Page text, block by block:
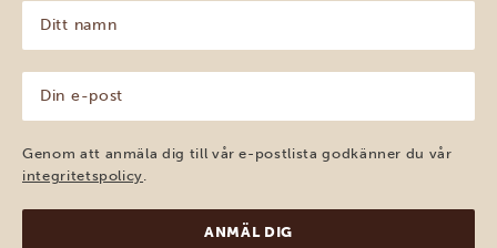
namn
(Obligatoriskt)
post
(Obligatoriskt)
Genom att anmäla dig till vår e-postlista godkänner du vår
integritetspolicy.